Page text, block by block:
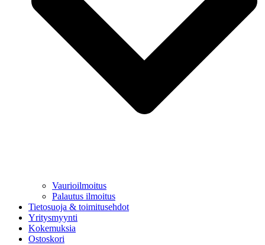
Vaurioilmoitus
Palautus ilmoitus
Tietosuoja & toimitusehdot
Yritysmyynti
Kokemuksia
Ostoskori